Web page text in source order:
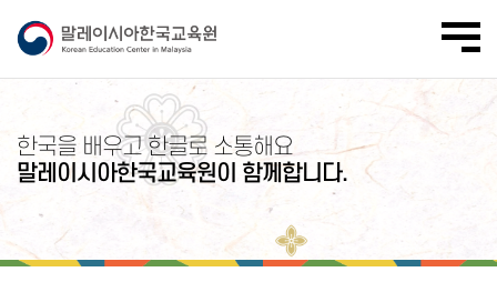
한국을 배우고 한글로 소통해요
말레이시아한국교육원이 함께합니다.